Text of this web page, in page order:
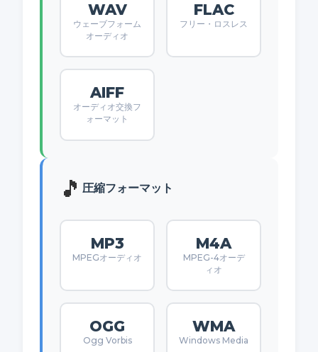
WAV
ウェーブフォーム
オーディオ
FLAC
フリー・ロスレス
AIFF
オーディオ交換フ
ォーマット
🎵 圧縮フォーマット
MP3
MPEGオーディオ
M4A
MPEG-4オーデ
ィオ
OGG
Ogg Vorbis
WMA
Windows Media